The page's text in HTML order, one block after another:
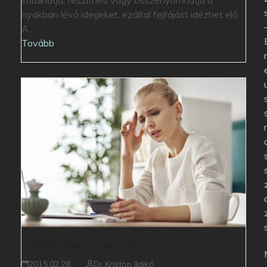
nyakban lévő idegeket, ezáltal fejfájást idézhet elő.
A…
Tovább
2015.02.28.
Dr Kriston Ildikó
r